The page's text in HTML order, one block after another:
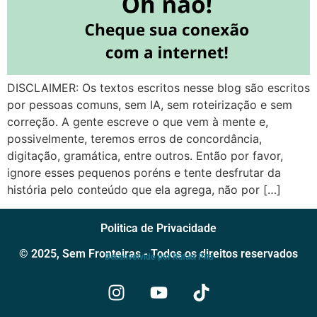
DISCLAIMER: Os textos escritos nesse blog são escritos
por pessoas comuns, sem IA, sem roteirização e sem
correção. A gente escreve o que vem à mente e,
possivelmente, teremos erros de concordância,
digitação, gramática, entre outros. Então por favor,
ignore esses pequenos poréns e tente desfrutar da
história pelo conteúdo que ela agrega, não por […]
Politica de Privacidade
© 2025, Sem Fronteiras - Todos os direitos reservados
Desenvolvido por Rafael Pita